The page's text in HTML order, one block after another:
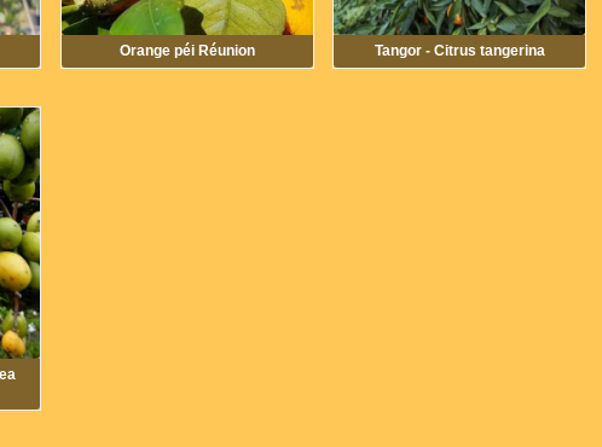
Orange péi Réunion Tangor - Citrus tangerina